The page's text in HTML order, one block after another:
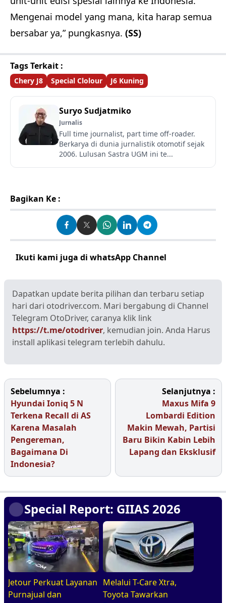
Mengenai model yang mana, kita harap semua
bersabar ya,” pungkasnya. (SS)
Tags Terkait :
Chery J8 Special Clolour J6 Kuning
Suryo Sudjatmiko
Jurnalis
Full time journalist, part time off-roader.
Berkarya di dunia jurnalistik otomotif sejak
2006. Lulusan Sastra UGM ini te...
Bagikan Ke :
Ikuti kami juga di whatsApp Channel
Dapatkan update berita pilihan dan terbaru setiap
hari dari otodriver.com. Mari bergabung di Channel
Telegram OtoDriver, caranya klik link
https://t.me/otodriver, kemudian join. Anda Harus
install aplikasi telegram terlebih dahulu.
Sebelumnya :
Hyundai Ioniq 5 N
Terkena Recall di AS
Karena Masalah
Pengereman,
Bagaimana Di
Indonesia?
Selanjutnya :
Maxus Mifa 9
Lombardi Edition
Makin Mewah, Partisi
Baru Bikin Kabin Lebih
Lapang dan Eksklusif
Special Report: GIIAS 2026
Jetour Perkuat Layanan
Purnajual dan
Melalui T-Care Xtra,
Toyota Tawarkan